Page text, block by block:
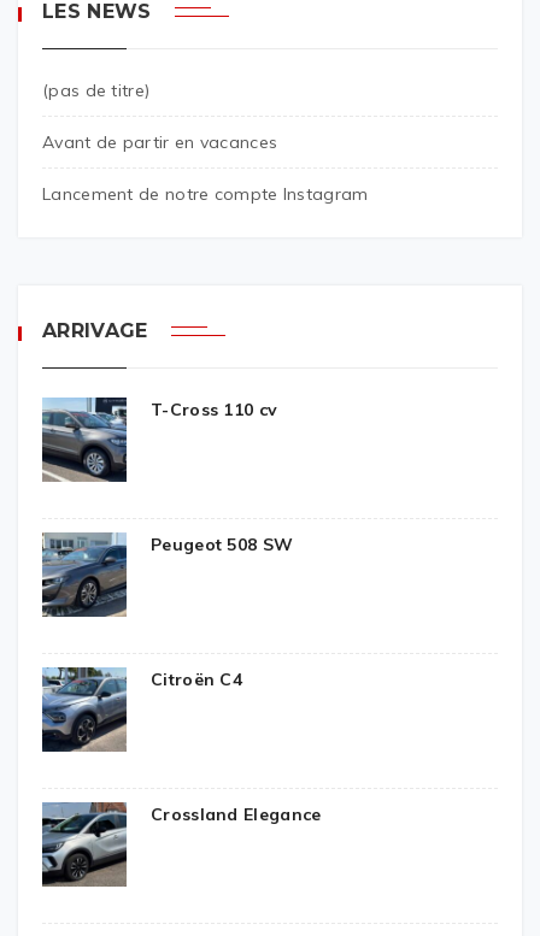
LES NEWS
(pas de titre)
Avant de partir en vacances
Lancement de notre compte Instagram
ARRIVAGE
T-Cross 110 cv
Peugeot 508 SW
Citroën C4
Crossland Elegance